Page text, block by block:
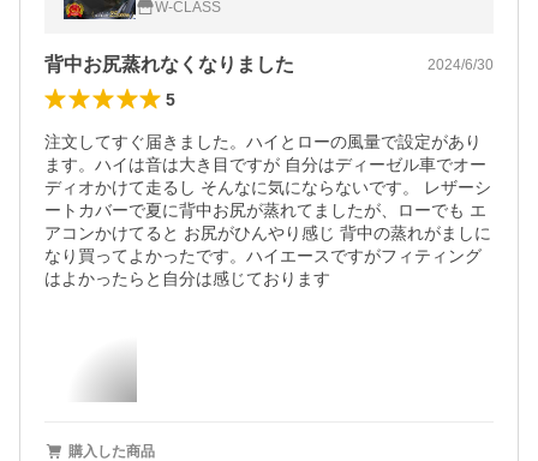
W-CLASS
背中お尻蒸れなくなりました 2024/6/30
5
注文してすぐ届きました。ハイとローの風量で設定があり
ます。ハイは音は大き目ですが 自分はディーゼル車でオー
ディオかけて走るし そんなに気にならないです。 レザーシ
ートカバーで夏に背中お尻が蒸れてましたが、ローでも エ
アコンかけてると お尻がひんやり感じ 背中の蒸れがましに
なり買ってよかったです。ハイエースですがフィティング
はよかったらと自分は感じております
購入した商品